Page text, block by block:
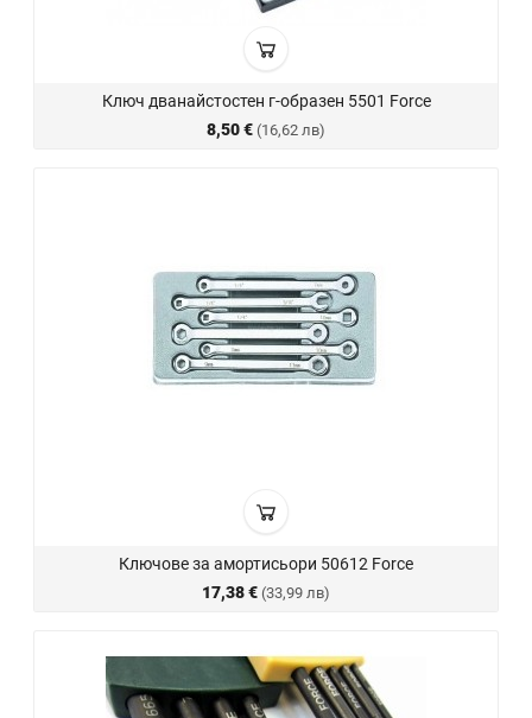
Ключ дванайстостен г-обрaзен 5501 Force
8,50 € (16,62 лв)
Ключове за амортисьори 50612 Force
17,38 € (33,99 лв)